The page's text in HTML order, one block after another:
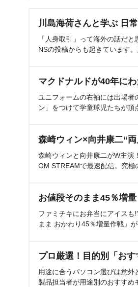
川島海荷さんと学ぶ 日
「人身取引」って海外の話だ
NSの投稿からも起きています
マクドナルドが40年に
ユニフォームの右袖には出場
ン」をつけて学童球児たちが頂
森崎ウィン×向井康二“
森崎ウィンと向井康二がW主演
OM STREAMで最速配信。究極
お値段そのまま45％増
ファミチキにお弁当にアイス
まま おかわり45％増量作戦」
プロ厳選！目的別「お
用途に合うパソコン選びは意
製品担当者が用途別のおすすめ